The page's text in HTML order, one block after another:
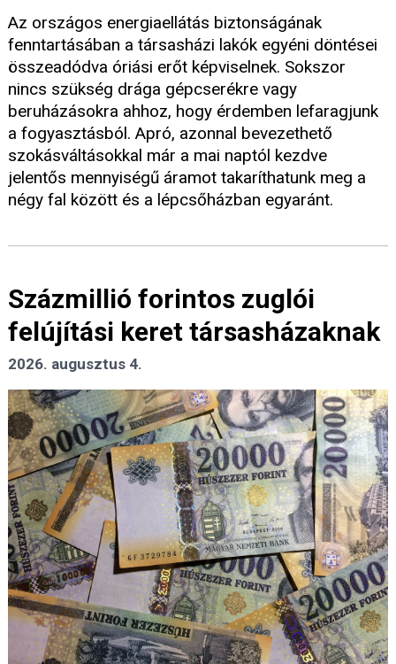
Az országos energiaellátás biztonságának
fenntartásában a társasházi lakók egyéni döntései
összeadódva óriási erőt képviselnek. Sokszor
nincs szükség drága gépcserékre vagy
beruházásokra ahhoz, hogy érdemben lefaragjunk
a fogyasztásból. Apró, azonnal bevezethető
szokásváltásokkal már a mai naptól kezdve
jelentős mennyiségű áramot takaríthatunk meg a
négy fal között és a lépcsőházban egyaránt.
Százmillió forintos zuglói
felújítási keret társasházaknak
2026. augusztus 4.